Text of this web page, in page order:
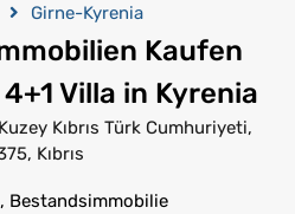
Girne-Kyrenia
Kaufen
Villa in Kyrenia
Kıbrıs Türk Cumhuriyeti,
Kıbrıs
Bestandsimmobilie